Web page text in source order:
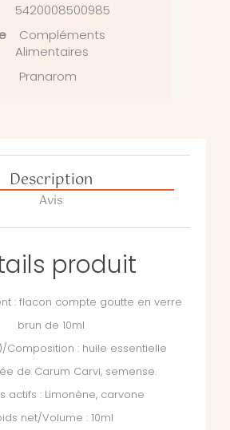
5420008500985
Compléments
Alimentaires
Pranarom
Description
Avis
produit
: flacon compte goutte en verre
brun de 10ml
Composition : huile essentielle
de Carum Carvi, semense.
actifs : Limonène, carvone
net/Volume : 10ml